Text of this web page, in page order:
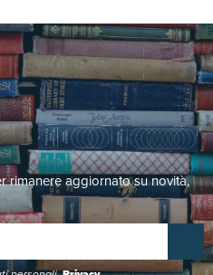
rimanere aggiornato su novità,